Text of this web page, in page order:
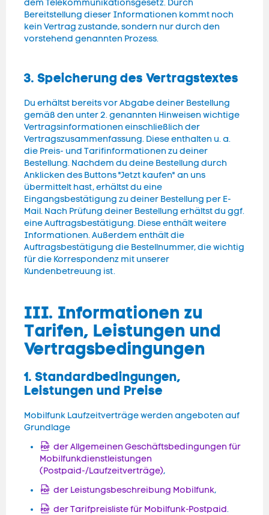
dem Telekommunikationsgesetz. Durch
Bereitstellung dieser Informationen kommt noch
kein Vertrag zustande, sondern nur durch den
vorstehend genannten Prozess.
3. Speicherung des Vertragstextes
Du erhältst bereits vor Abgabe deiner Bestellung
gemäß den unter 2. genannten Hinweisen wichtige
Vertragsinformationen einschließlich der
Vertragszusammenfassung. Diese enthalten u. a.
die Preis- und Tarifinformationen zu deiner
Bestellung. Nachdem du deine Bestellung durch
Anklicken des Buttons "Jetzt kaufen" an uns
übermittelt hast, erhältst du eine
Eingangsbestätigung zu deiner Bestellung per E-
Mail. Nach Prüfung deiner Bestellung erhältst du ggf.
eine Auftragsbestätigung. Diese enthält weitere
Informationen. Außerdem enthält die
Auftragsbestätigung die Bestellnummer, die wichtig
für die Korrespondenz mit unserer
Kundenbetreuung ist.
III. Informationen zu
Tarifen, Leistungen und
Vertragsbedingungen
1. Standardbedingungen,
Leistungen und Preise
Mobilfunk Laufzeitverträge werden angeboten auf
Grundlage
der Allgemeinen Geschäftsbedingungen für
Mobilfunkdienstleistungen
(Postpaid-/Laufzeitverträge),
der Leistungsbeschreibung Mobilfunk,
der Tarifpreisliste für Mobilfunk-Postpaid.